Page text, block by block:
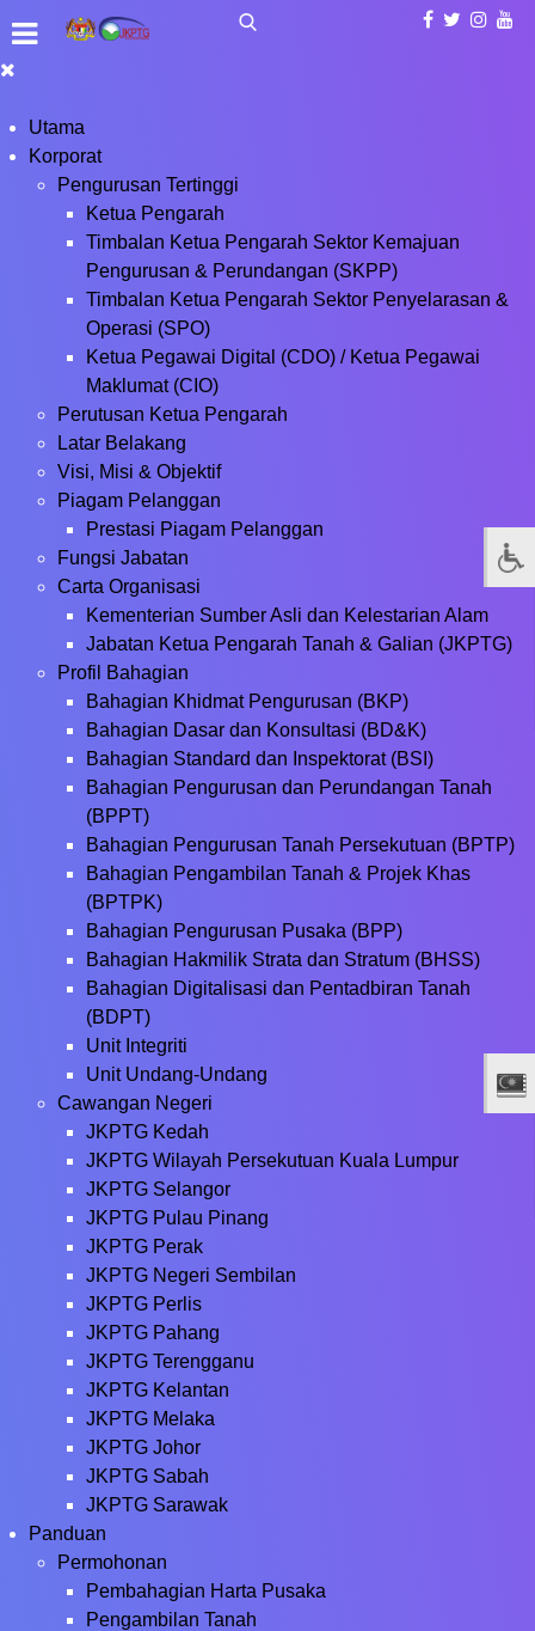
Utama
Korporat
Pengurusan Tertinggi
Ketua Pengarah
Timbalan Ketua Pengarah Sektor Kemajuan
Pengurusan & Perundangan (SKPP)
Timbalan Ketua Pengarah Sektor Penyelarasan &
Operasi (SPO)
Ketua Pegawai Digital (CDO) / Ketua Pegawai
Maklumat (CIO)
Perutusan Ketua Pengarah
Latar Belakang
Visi, Misi & Objektif
Piagam Pelanggan
Prestasi Piagam Pelanggan
Fungsi Jabatan
Carta Organisasi
Kementerian Sumber Asli dan Kelestarian Alam
Jabatan Ketua Pengarah Tanah & Galian (JKPTG)
Profil Bahagian
Bahagian Khidmat Pengurusan (BKP)
Bahagian Dasar dan Konsultasi (BD&K)
Bahagian Standard dan Inspektorat (BSI)
Bahagian Pengurusan dan Perundangan Tanah
(BPPT)
Bahagian Pengurusan Tanah Persekutuan (BPTP)
Bahagian Pengambilan Tanah & Projek Khas
(BPTPK)
Bahagian Pengurusan Pusaka (BPP)
Bahagian Hakmilik Strata dan Stratum (BHSS)
Bahagian Digitalisasi dan Pentadbiran Tanah
(BDPT)
Unit Integriti
Unit Undang-Undang
Cawangan Negeri
JKPTG Kedah
JKPTG Wilayah Persekutuan Kuala Lumpur
JKPTG Selangor
JKPTG Pulau Pinang
JKPTG Perak
JKPTG Negeri Sembilan
JKPTG Perlis
JKPTG Pahang
JKPTG Terengganu
JKPTG Kelantan
JKPTG Melaka
JKPTG Johor
JKPTG Sabah
JKPTG Sarawak
Panduan
Permohonan
Pembahagian Harta Pusaka
Pengambilan Tanah